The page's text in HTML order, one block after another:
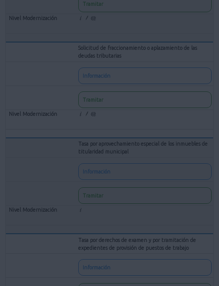
Tramitar
Solicitud de fraccionamiento o aplazamiento de las
deudas tributarias
Información
Tramitar
Tasa por aprovechamiento especial de los inmuebles de
titularidad municipal
Información
Tramitar
Tasa por derechos de examen y por tramitación de
expedientes de provisión de puestos de trabajo
Información